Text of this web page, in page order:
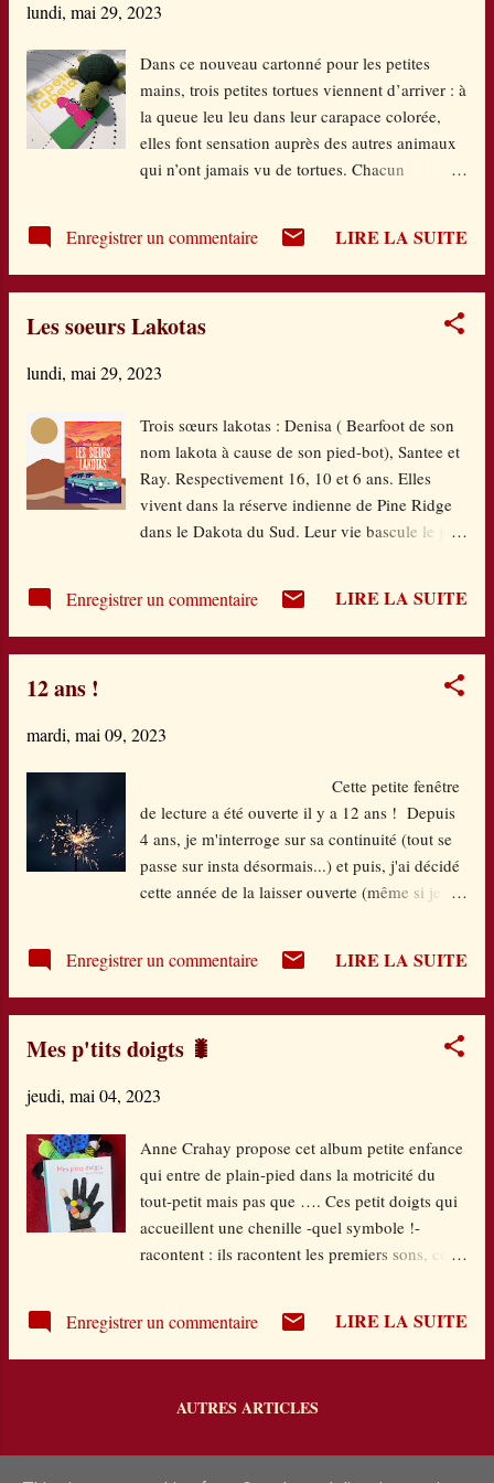
comédie musicale. Ça se complique un peu
cours de chant. Il va même participer à un
concours de jeunes talents. D’autres
événements arrivent mais je ne les dévoilerais
pas. Ce roman a aussi une dimension
mythologique : le père, écrivain, a pris
des textes les mettant en scène à travers les
lundi, mai 29, 2023
Dans ce nouveau cartonné pour les petites
mains, trois petites tortues viennent d’arriver : à
la queue leu leu dans leur carapace colorée,
elles font sensation auprès des autres animaux
qui n’ont jamais vu de tortues. Chacun
chacun ait bien pris soin de montrer de quoi il
est capable ! Mais comme c’est étrange :
mais que savent-elles donc faire ???? C’est
jouer à « Tapeti Tapeta » et hop ! Voici le
Dreyfuss entraîne le lecteur dans cette danse à
la fois enjouée, douce et colorée. Du rythme du
texte au vernis sélectif des illustrations, tout est
sonorités et tactile. Mine de rien, c’est aussi
une invitation à accepter l’autre tel qu’il est et à
pas à dire ! Ici, on adore ! Tapeti Tapeta
Enregistrer un commentaire LIRE LA SUITE
Les soeurs Lakotas
lundi, mai 29, 2023
Trois sœurs lakotas : Denisa ( Bearfoot de son
nom lakota à cause de son pied-bot), Santee et
Ray. Respectivement 16, 10 et 6 ans. Elles
vivent dans la réserve indienne de Pine Ridge
dans le Dakota du Sud. Leur vie bascule le jour
sociaux veulent alors les placer en familles
d’accueil le temps que leur mère purge sa
fuir dans la vieille voiture familiale avec ses
là, pour y gagner sa vie dans les vergers. Avec
peu d’argent et beaucoup de sang-froid, ce
road trip, avec ses mauvaises et bonnes
rencontres, va lui permettre de confronter sa
culture amérindienne à la réalité dure des États-
de départ, j’ai été moins convaincue par
Enregistrer un commentaire LIRE LA SUITE
12 ans !
mardi, mai 09, 2023
Cette petite fenêtre
de lecture a été ouverte il y a 12 ans ! Depuis
4 ans, je m'interroge sur sa continuité (tout se
passe sur insta désormais...) et puis, j'ai décidé
cette année de la laisser ouverte (même si je
trop triste de fermer ce Méli-Mélo de livres qui
m'a permis et me permet encore de faire de
à l'année prochaine pour les 13 ans ? Chiche !
Enregistrer un commentaire LIRE LA SUITE
Mes p'tits doigts 🐛
jeudi, mai 04, 2023
Anne Crahay propose cet album petite enfance
qui entre de plain-pied dans la motricité du
tout-petit mais pas que …. Ces petit doigts qui
accueillent une chenille -quel symbole !-
racontent : ils racontent les premiers sons, ces
… Le tout forme une comptine à la fois douce
et rythmée mais qui par la chenille ancre ce
celui des premières découvertes et émotions.
Enregistrer un commentaire LIRE LA SUITE
AUTRES ARTICLES